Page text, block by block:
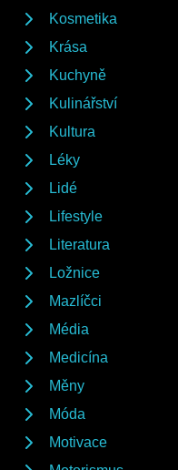
Kosmetika
Krása
Kuchyně
Kulinářství
Kultura
Léky
Lidé
Lifestyle
Literatura
Ložnice
Mazlíčci
Média
Medicína
Měny
Móda
Motivace